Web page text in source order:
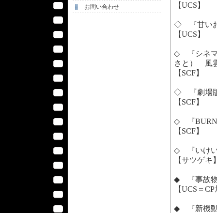
【UCS】
◇ 『甘い
【UCS】
◇ 『シネマ
さと） 風
【SCF】
◇ 『劇場
【SCF】
◇ 『BURN
【SCF】
◇ 『いけい
【サツゲキ
◆ 『事故
【UCS＝
◆ 『新機
お問い合わせ